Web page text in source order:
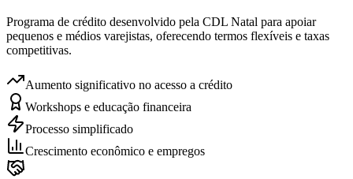
Programa de crédito desenvolvido pela CDL Natal para apoiar
pequenos e médios varejistas, oferecendo termos flexíveis e taxas
competitivas.
Aumento significativo no acesso a crédito
Workshops e educação financeira
Processo simplificado
Crescimento econômico e empregos